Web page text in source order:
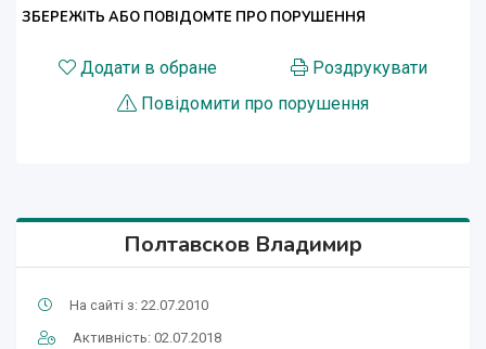
ЗБЕРЕЖІТЬ АБО ПОВІДОМТЕ ПРО ПОРУШЕННЯ
Додати в обране
Роздрукувати
Повідомити про порушення
Полтавсков Владимир
На сайті з: 22.07.2010
Активність: 02.07.2018